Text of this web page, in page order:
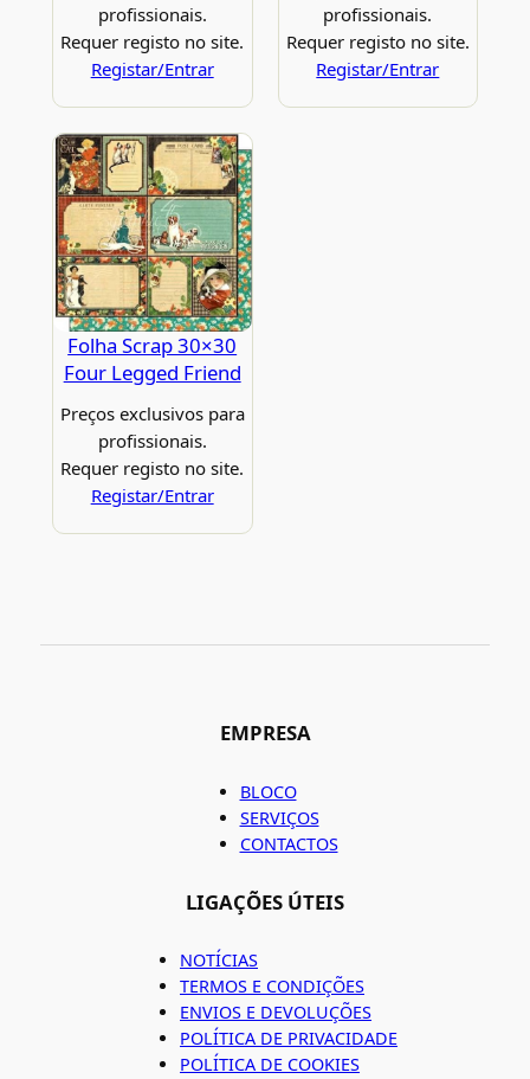
profissionais.
Requer registo no site.
Registar/Entrar
profissionais.
Requer registo no site.
Registar/Entrar
Folha Scrap 30×30
Four Legged Friend
Preços exclusivos para
profissionais.
Requer registo no site.
Registar/Entrar
EMPRESA
BLOCO
SERVIÇOS
CONTACTOS
LIGAÇÕES ÚTEIS
NOTÍCIAS
TERMOS E CONDIÇÕES
ENVIOS E DEVOLUÇÕES
POLÍTICA DE PRIVACIDADE
POLÍTICA DE COOKIES